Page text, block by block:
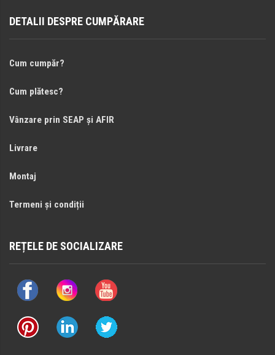
DETALII DESPRE CUMPĂRARE
Cum cumpăr?
Cum plătesc?
Vânzare prin SEAP și AFIR
Livrare
Montaj
Termeni și condiții
REȚELE DE SOCIALIZARE